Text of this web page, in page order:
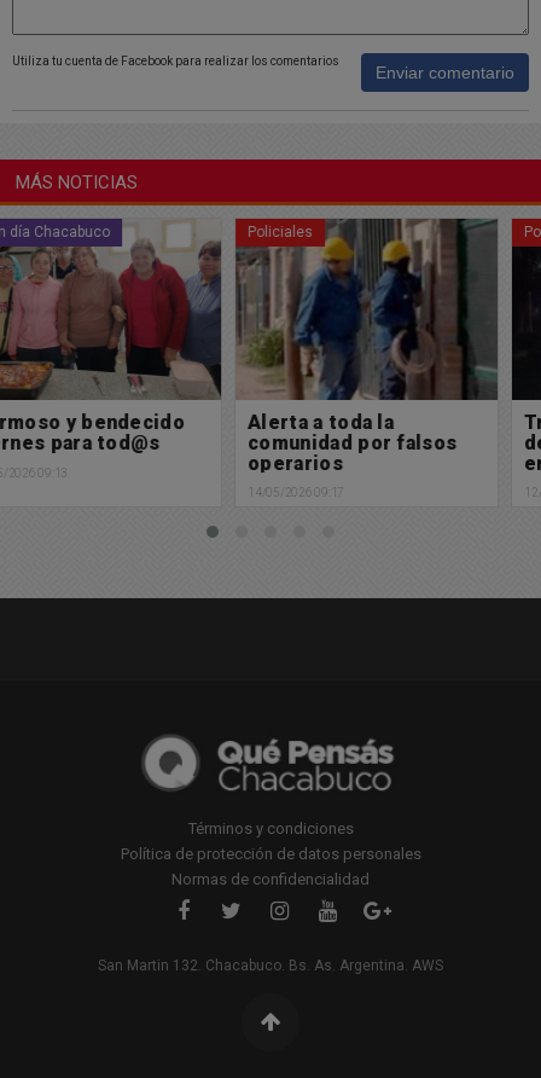
Utiliza tu cuenta de Facebook para realizar los comentarios
Enviar comentario
MÁS NOTICIAS
Policiales
Alerta a toda la
comunidad por falsos
operarios
Policiales
Triste noticia: Un niño
de 6 años perdió la vida
en un accidente en zona
rural
12/05/2026 22:25
Términos y condiciones
Política de protección de datos personales
Normas de confidencialidad
San Martin 132. Chacabuco. Bs. As. Argentina. AWS